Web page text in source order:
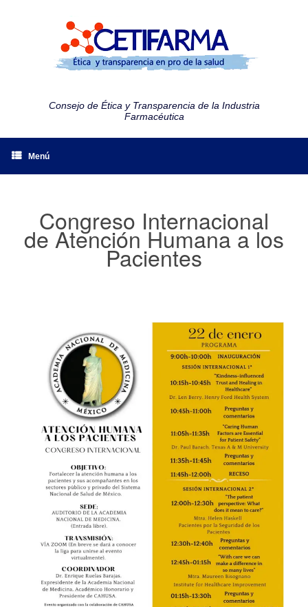
Consejo de Ética y Transparencia de la Industria
Farmacéutica
Menú
Congreso Internacional
de Atención Humana a los
Pacientes